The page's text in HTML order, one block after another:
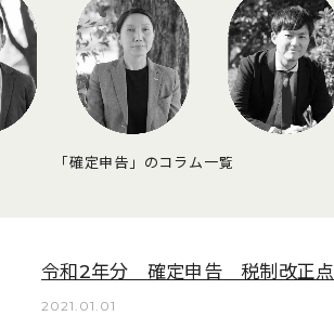
「確定申告」のコラム一覧
令和2年分 確定申告 税制改正点
2021.01.01